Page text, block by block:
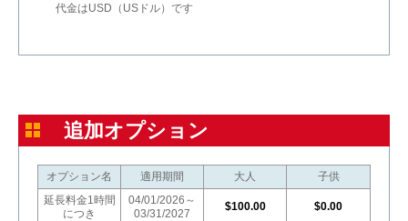
代金はUSD（USドル）です
追加オプション
オプション名 適用期間 大人
子供
延長料金1時間
につき
04/01/2026～
03/31/2027
$100.00 $0.00